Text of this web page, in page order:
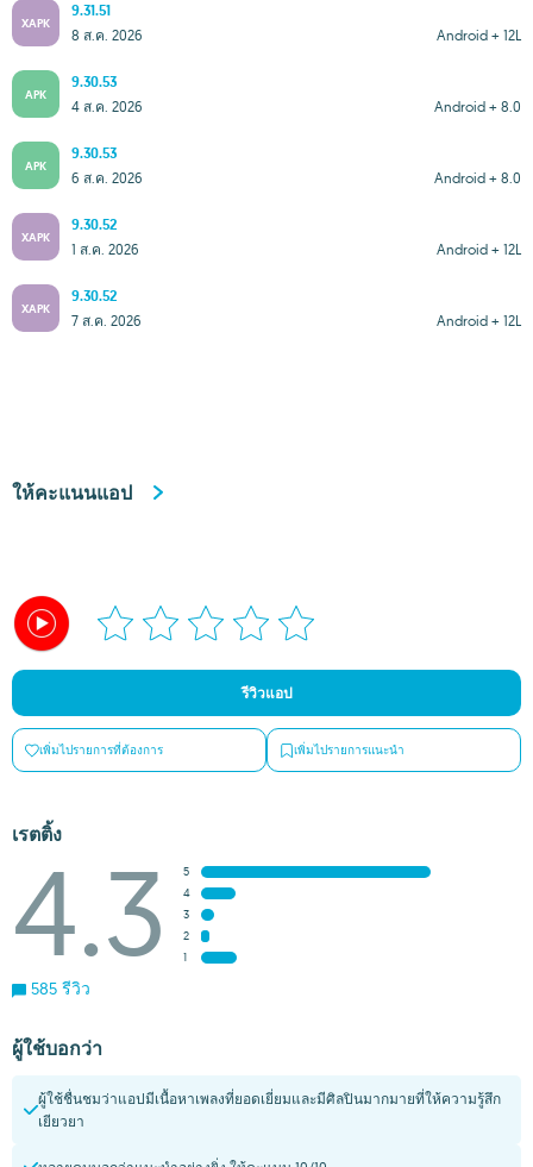
XAPK
9.31.51
Android + 12L
8 ส.ค. 2026
APK
9.30.53
Android + 8.0
4 ส.ค. 2026
APK
9.30.53
Android + 8.0
6 ส.ค. 2026
XAPK
9.30.52
Android + 12L
1 ส.ค. 2026
XAPK
9.30.52
Android + 12L
7 ส.ค. 2026
ให้คะแนนแอป
รีวิวแอป
เพิ่มไปรายการที่ต้องการ เพิ่มไปรายการแนะนำ
เรตติ้ง
4.3
5
4
3
2
1
585 รีวิว
ผู้ใช้บอกว่า
ผู้ใช้ชื่นชมว่าแอปมีเนื้อหาเพลงที่ยอดเยี่ยมและมีศิลปินมากมายที่ให้ความรู้สึก
เยียวยา